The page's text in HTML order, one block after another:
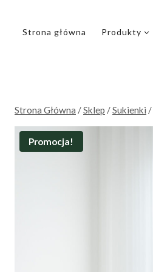
Strona główna Produkty
Strona Główna /Sklep /Sukienki /
Promocja!